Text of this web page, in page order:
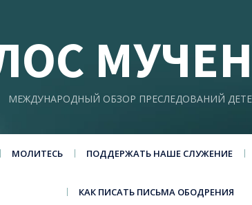
МЕЖДУНАРОДНЫЙ ОБЗОР ПРЕСЛЕДОВАНИЙ
МОЛИТЕСЬ ПОДДЕРЖАТЬ НАШЕ СЛУЖЕНИЕ
КАК ПИСАТЬ ПИСЬМА ОБОДРЕНИЯ